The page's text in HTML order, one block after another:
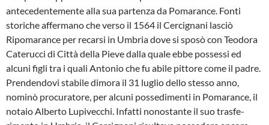
antecedentemente alla sua parten­za da Pomarance. Fonti
storiche afferma­no che verso il 1564 il Cercignani lasciò
Ripomarance per recarsi in Umbria dove si sposò con Teodora
Caterucci di Città della Pieve dalla quale ebbe possessi ed
alcuni figli tra i quali Antonio che fu abile pittore come il padre.
Prendendovi stabi­le dimora il 31 luglio dello stesso anno,
nominò procuratore, per alcuni possedi­menti in Pomarance, il
notaio Alberto Lu­pivecchi. Infatti nonostante il suo trasfe­